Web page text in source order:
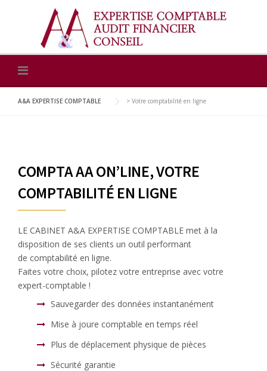
A&A EXPERTISE COMPTABLE > Votre comptabilité en ligne
COMPTA AA ON’LINE, VOTRE
COMPTABILITÉ EN LIGNE
LE CABINET A&A EXPERTISE COMPTABLE met à la
disposition de ses clients un outil performant
de comptabilité en ligne.
Faites votre choix, pilotez votre entreprise avec votre
expert-comptable !
Sauvegarder des données instantanément
Mise à joure comptable en temps réel
Plus de déplacement physique de pièces
Sécurité garantie